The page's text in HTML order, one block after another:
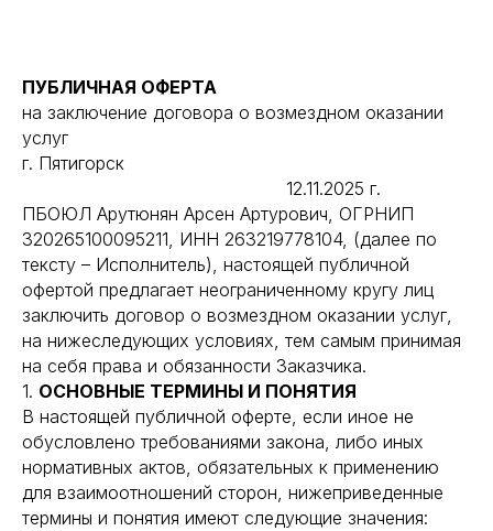
ПУБЛИЧНАЯ ОФЕРТА
на заключение договора о возмездном оказании
услуг
г. Пятигорск
12.11.2025 г.
ПБОЮЛ Арутюнян Арсен Артурович, ОГРНИП
320265100095211, ИНН 263219778104, (далее по
тексту – Исполнитель), настоящей публичной
офертой предлагает неограниченному кругу лиц
заключить договор о возмездном оказании услуг,
на нижеследующих условиях, тем самым принимая
на себя права и обязанности Заказчика.
1. ОСНОВНЫЕ ТЕРМИНЫ И ПОНЯТИЯ
В настоящей публичной оферте, если иное не
обусловлено требованиями закона, либо иных
нормативных актов, обязательных к применению
для взаимоотношений сторон, нижеприведенные
термины и понятия имеют следующие значения: